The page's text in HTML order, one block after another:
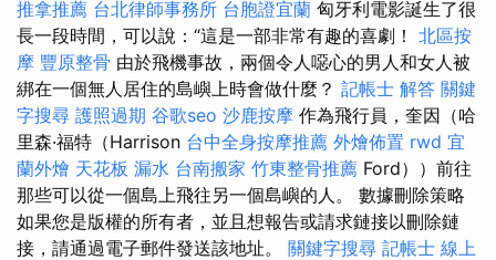
推拿推薦 台北律師事務所 台胞證宜蘭 匈牙利電影誕生了很
長一段時間，可以說：“這是一部非常有趣的喜劇！ 北區按
摩 豐原整骨 由於飛機事故，兩個令人噁心的男人和女人被
綁在一個無人居住的島嶼上時會做什麼？ 記帳士 解答 關鍵
字搜尋 護照過期 谷歌seo 沙鹿按摩 作為飛行員，奎因（哈
里森·福特（Harrison 台中全身按摩推薦 外燴佈置 rwd 宜
蘭外燴 天花板 漏水 台南搬家 竹東整骨推薦 Ford））前往
那些可以從一個島上飛往另一個島嶼的人。 數據刪除策略
如果您是版權的所有者，並且想報告或請求鏈接以刪除鏈
接，請通過電子郵件發送該地址。 關鍵字搜尋 記帳士 線上